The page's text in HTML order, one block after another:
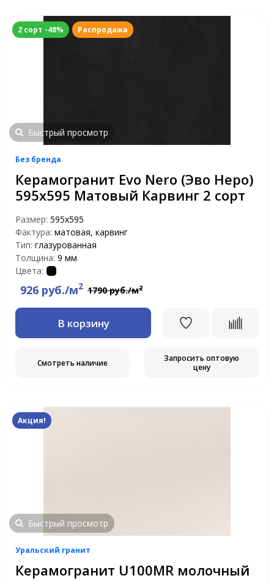
2 сорт -48% Распродажа
Быстрый просмотр
Без бренда
Керамогранит Evo Nero (Эво Неро)
595x595 Матовый Карвинг 2 сорт
Размер: 595x595
Фактура: матовая, карвинг
Тип: глазурованная
Толщина: 9 мм
Цвета:
926 руб./м2 1790 руб./м2
В корзину
Смотреть наличие
Запросить оптовую
цену
Акция!
Быстрый просмотр
Уральский гранит
Керамогранит U100MR молочный